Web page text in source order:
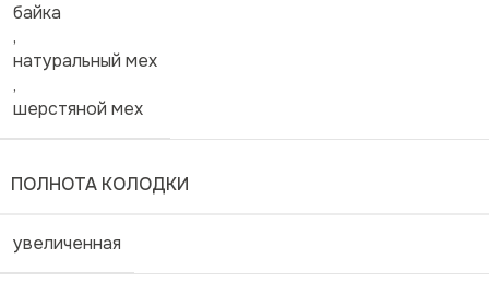
байка
,
натуральный мех
,
шерстяной мех
ПОЛНОТА КОЛОДКИ
увеличенная